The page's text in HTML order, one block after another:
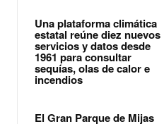
Una plataforma climática
estatal reúne diez nuevos
servicios y datos desde
1961 para consultar
sequías, olas de calor e
incendios
El Gran Parque de Mijas